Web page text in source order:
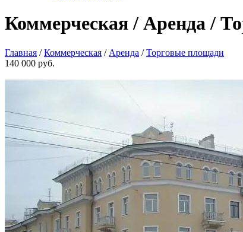
Коммерческая / Аренда /
Главная /Коммерческая / Аренда /Торговые площади
140 000 руб.